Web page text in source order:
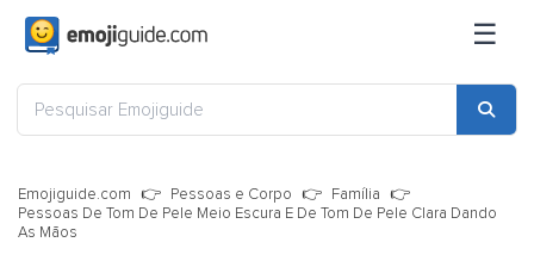
☰
Emojiguide.com Pessoas e Corpo
Família
Pessoas De Tom De Pele Meio Escura E De Tom De Pele Clara Dando
As Mãos